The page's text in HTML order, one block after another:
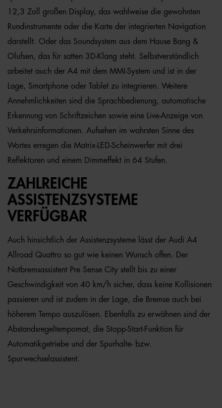
12,3 Zoll großen Display, das wahlweise die gewohnten
Rundinstrumente oder die Karte der integrierten Navigation
darstellt. Oder das Soundsystem aus dem Hause Bang &
Olufsen, das für satten 3D-Klang steht. Selbstverständlich
arbeitet auch der A4 mit dem MMI-System und ist in der
Lage, Smartphone oder Tablet zu integrieren. Weitere
Annehmlichkeiten sind die Sprachbedienung, automatische
Erkennung von Schriftzeichen sowie eine Live-Anzeige von
Verkehrsinformationen. Aufsehen im wahrsten Sinne des
Wortes erregen die Matrix-LED-Scheinwerfer mit drei
Reflektoren und einem Dimmeffekt in 64 Stufen.
ZAHLREICHE
ASSISTENZSYSTEME
VERFÜGBAR
Auch hinsichtlich der Assistenzsysteme lässt der Audi A4
Allroad Quattro so gut wie keinen Wunsch offen. Der
Notbremsassistent Pre Sense City stellt bis zu einer
Geschwindigkeit von 40 km/h sicher, dass keine Kollisionen
passieren und ist zudem in der Lage, die Bremse auch bei
höherem Tempo auszulösen. Ebenfalls zu erwähnen sind der
Abstandsregeltempomat, die Stopp-Start-Funktion für
Automatikgetriebe und der Spurhalte- bzw.
Spurwechselassistent.